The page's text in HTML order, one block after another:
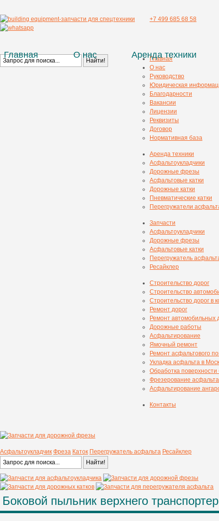
+7 499 685 68 58
Главная О нас Аренда техники
Главная
О нас
Руководство
Юридическая
Благодарности
Вакансии
Лицензии
Реквизиты
Договор
Нормативная база
Аренда техники
Асфальтоукладчики
Дорожные фрезы
Асфальтовые катки
Дорожные катки
Пневматические катки
Перегружатели
Запчасти
Асфальтоукладчики
Дорожные фрезы
Асфальтовые катки
Перегружатель
Ресайклер
Строительство дорог
Строительство
Строительство дорог в
Ремонт дорог
Ремонт автомобильных
Дорожные работы
Асфальтирование
Ямочный ремонт
Ремонт асфальтового
Укладка асфальта в
Обработка
Фрезерование асфальта
Асфальтирование
Контакты
Асфальтоукладчик Фреза Каток Перегружатель асфальта Ресайклер
Боковой пыльник верхнего